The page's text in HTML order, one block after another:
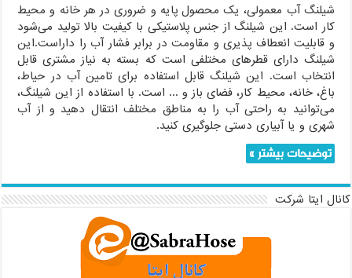
شیلنگ آب معمولی، یک محصول پایه و ضروری در هر خانه و محیط
کار است. این شیلنگ از جنس پلاستیکی با کیفیت بالا تولید می‌شود
و قابلیت انعطاف پذیری و مقاومت در برابر فشار آب را داراست.این
شیلنگ دارای قطرهای مختلفی است که بسته به نیاز مشتری قابل
انتخاب است. این شیلنگ قابل استفاده برای تامین آب در حیاط،
باغ، خانه، محیط کار، فضای باز و ... است. با استفاده از این شیلنگ،
می‌توانید به راحتی آب را به مناطق مختلف انتقال دهید و از آب
شهری و یا آبیاری دستی جلوگیری کنید.
توضیحات بیشتر »
کانال ایتا شرکت